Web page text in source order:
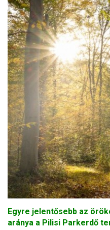
Egyre jelentősebb az
aránya a Pilisi Parkerdő